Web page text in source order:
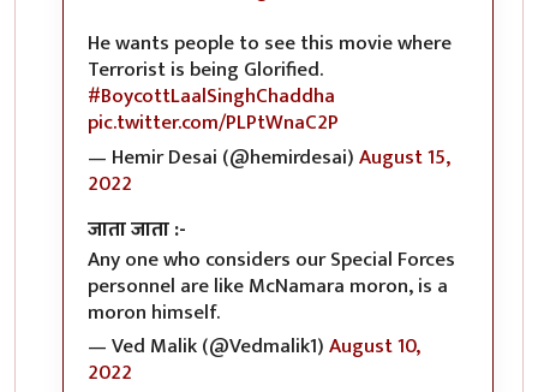
He wants people to see this movie where
Terrorist is being Glorified.
#BoycottLaalSinghChaddha
pic.twitter.com/PLPtWnaC2P
— Hemir Desai (@hemirdesai)August 15,
2022
जाता जाता :-
Any one who considers our Special Forces
personnel are like McNamara moron, is a
moron himself.
— Ved Malik (@Vedmalik1)August 10,
2022